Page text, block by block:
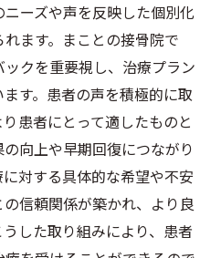
ーズや声を反映した個別化
ます。まことの接骨院で
クを重要視し、治療プラン
す。患者の声を積極的に取
患者にとって適したものと
向上や早期回復につながり
対する具体的な希望や不安
信頼関係が築かれ、より良
した取り組みにより、患者